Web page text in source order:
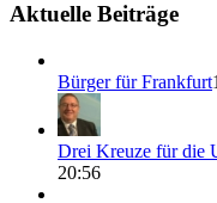
Aktuelle Beiträge
Bürger für Frankfurt
Drei Kreuze für die
20:56